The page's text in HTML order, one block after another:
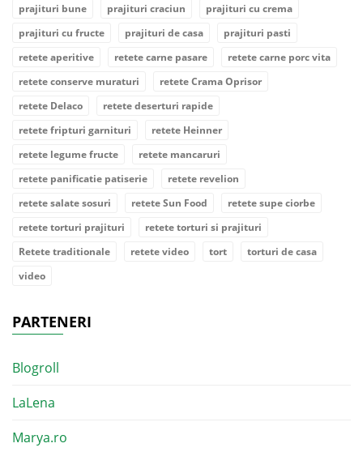
prajituri bune
prajituri craciun
prajituri cu crema
prajituri cu fructe
prajituri de casa
prajituri pasti
retete aperitive
retete carne pasare
retete carne porc vita
retete conserve muraturi
retete Crama Oprisor
retete Delaco
retete deserturi rapide
retete fripturi garnituri
retete Heinner
retete legume fructe
retete mancaruri
retete panificatie patiserie
retete revelion
retete salate sosuri
retete Sun Food
retete supe ciorbe
retete torturi prajituri
retete torturi si prajituri
Retete traditionale
retete video tort
torturi de casa
video
PARTENERI
Blogroll
LaLena
Marya.ro